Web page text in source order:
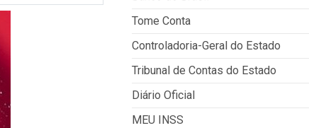
Tome Conta
Controladoria-Geral do Estado
Tribunal de Contas do Estado
Diário Oficial
MEU INSS